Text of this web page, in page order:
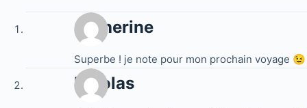
Catherine
Superbe ! je note pour mon prochain voyage 😉
Nicolas